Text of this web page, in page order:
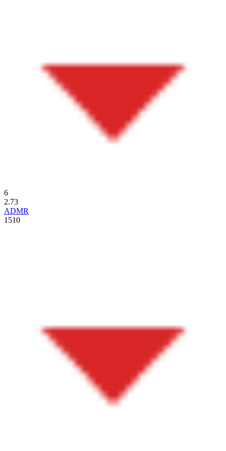
6
2.73
ADMR
1510